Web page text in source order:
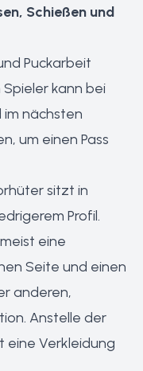
Schießen und
Puckarbeit
kann bei
im nächsten
um einen Pass
sitzt in
Profil.
eine
Seite und einen
anderen,
Anstelle der
eine Verkleidung